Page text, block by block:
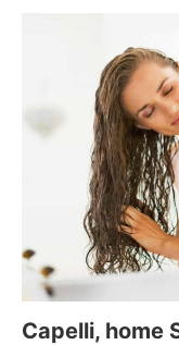
Capelli, home